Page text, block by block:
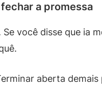
a promessa
você disse que ia
aberta